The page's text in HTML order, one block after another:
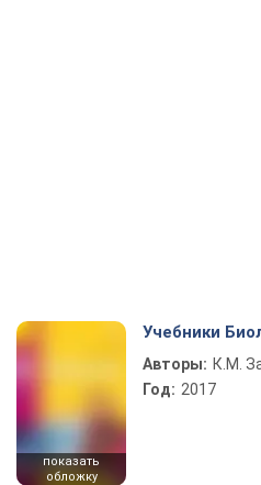
показать
обложку
Учебники
Авторы: К.М.
Год: 2017